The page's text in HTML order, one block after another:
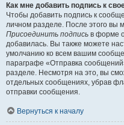
Как мне добавить подпись к
Чтобы добавить подпись к
личном разделе. После этого вы
Присоединить подпись в форме
добавилась. Вы также можете
умолчанию ко всем вашим
параграфе «Отправка
разделе. Несмотря на это, вы
отдельных сообщениях, убрав
отправки сообщения.
Вернуться к началу